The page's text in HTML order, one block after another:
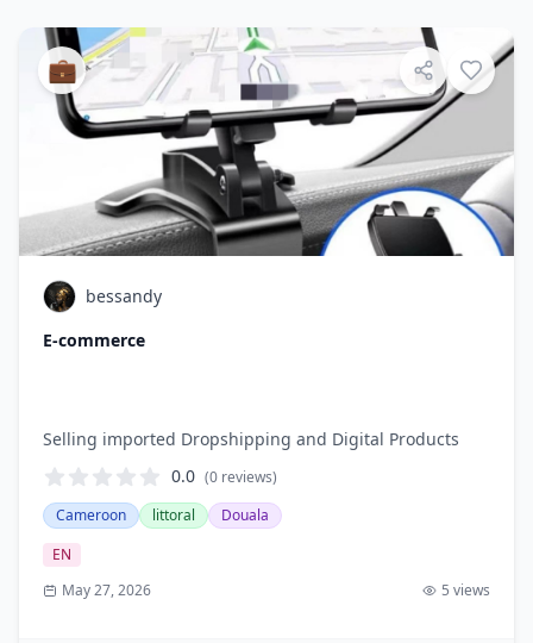
💼
bessandy
E-commerce
Selling imported Dropshipping and Digital Products
0.0 (0 reviews)
Cameroon
littoral
Douala
EN
May 27, 2026
5 views